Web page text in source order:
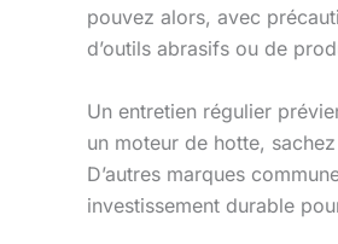
pouvez alors, avec
d’outils abrasifs ou de
Un entretien régulier
un moteur de hotte,
D’autres marques
investissement durable